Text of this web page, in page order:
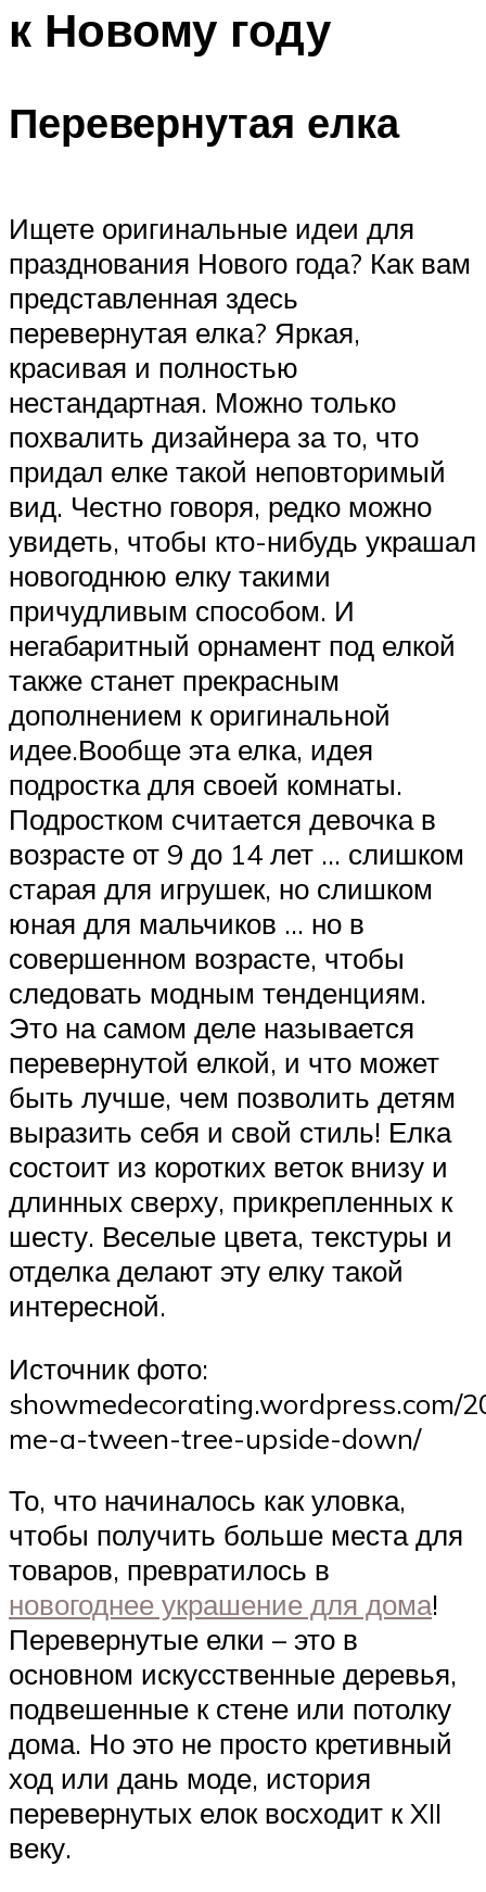
Меню
к Новому году
Перевернутая елка
Ищете оригинальные идеи для
празднования Нового года? Как вам
представленная здесь
перевернутая елка? Яркая,
красивая и полностью
нестандартная. Можно только
похвалить дизайнера за то, что
придал елке такой неповторимый
вид. Честно говоря, редко можно
увидеть, чтобы кто-нибудь украшал
новогоднюю елку такими
причудливым способом. И
негабаритный орнамент под елкой
также станет прекрасным
дополнением к оригинальной
идее.Вообще эта елка, идея
подростка для своей комнаты.
Подростком считается девочка в
возрасте от 9 до 14 лет … слишком
старая для игрушек, но слишком
юная для мальчиков … но в
совершенном возрасте, чтобы
следовать модным тенденциям.
Это на самом деле называется
перевернутой елкой, и что может
быть лучше, чем позволить детям
выразить себя и свой стиль! Елка
состоит из коротких веток внизу и
длинных сверху, прикрепленных к
шесту. Веселые цвета, текстуры и
отделка делают эту елку такой
интересной.
Источник фото:
showmedecorating.wordpress.com/
me-a-tween-tree-upside-down/
То, что начиналось как уловка,
чтобы получить больше места для
товаров, превратилось в
новогоднее украшение для дома!
Перевернутые елки – это в
основном искусственные деревья,
подвешенные к стене или потолку
дома. Но это не просто кретивный
ход или дань моде, история
перевернутых елок восходит к XII
веку.